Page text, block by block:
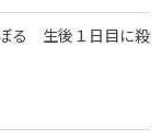
る 生後１日目に殺